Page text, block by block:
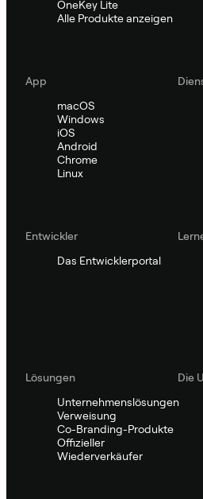
OneKey Lite
Alle Produkte anzeigen
App
macOS
Windows
iOS
Android
Chrome
Linux
Entwickler
Das Entwicklerportal
Lösungen
Unternehmenslösungen
Verweisung
Co-Branding-Produkte
Offizieller
Wiederverkäufer
Die